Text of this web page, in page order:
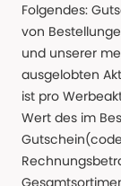
Folgendes:
von
und unserer
ausgelobten
ist pro
Wert des im